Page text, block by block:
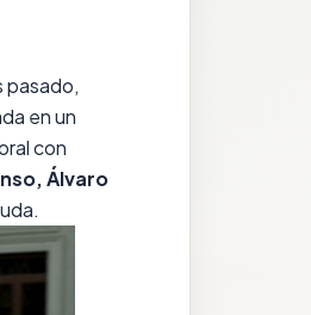
pasado,
en un
con
Álvaro